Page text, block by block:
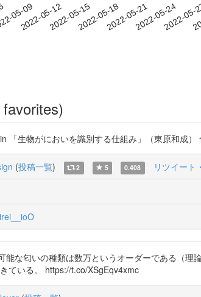
05-09
2022-05-122022-05-152022-05-182022-05-212022-05-24
2022-
「生物がにおいを識別する仕組み」（東原和成
(投稿一覧) 2 5 0.408 リツイート
能な匂いの種類は数万というオーダーである（
ている。 https://t.co/XSgEqv4xmc